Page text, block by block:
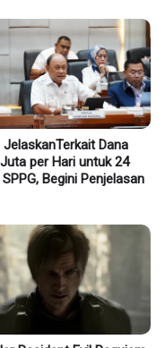
JelaskanTerkait Dana
per Hari untuk 24
SPPG, Begini Penjelasan